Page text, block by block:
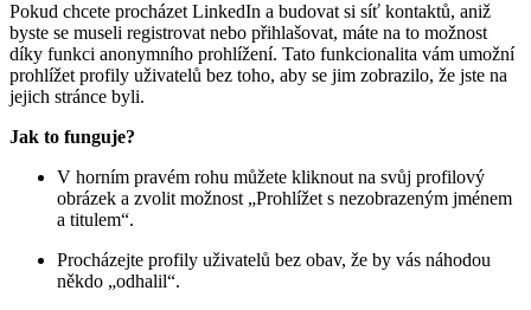
Pokud chcete procházet LinkedIn a budovat si síť kontaktů, aniž
byste se museli registrovat nebo přihlašovat, máte na to možnost
díky funkci anonymního prohlížení. Tato funkcionalita vám umožní
prohlížet profily uživatelů bez toho, aby se jim zobrazilo, že jste na
jejich stránce byli.
Jak to funguje?
V horním pravém rohu můžete kliknout na svůj profilový
obrázek a zvolit možnost „Prohlížet s nezobrazeným jménem
a titulem“.
Procházejte profily uživatelů bez obav, že by vás náhodou
někdo „odhalil“.